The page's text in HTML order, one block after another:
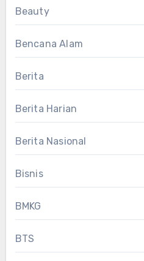
Beauty
Bencana Alam
Berita
Berita Harian
Berita Nasional
Bisnis
BMKG
BTS